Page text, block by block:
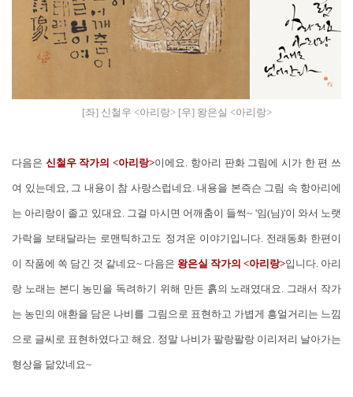
[좌] 신철우 <아리랑> [우] 왕은실 <아리랑>
다음은 신철우 작가의 <아리랑>이에요. 항아리 판화 그림에 시가 한 편 쓰
여 있는데요, 그 내용이 참 사랑스럽네요. 내용을 본즉슨 그림 속 항아리에
는 아리랑이 졸고 있대요. 그걸 마시면 어깨춤이 들썩~ '임(님)'이 와서 노랫
가락을 보태달라는 로맨틱하고도 정겨운 이야기입니다. 전래동화 한편이
이 작품에 쏙 담긴 것 같네요~ 다음은 왕은실 작가의 <아리랑>입니다. 아리
랑 노래는 본디 농민을 독려하기 위해 만든 흙의 노래였대요. 그래서 작가
는 농민의 애환을 담은 나비를 그림으로 표현하고 가볍게 흥얼거리는 느낌
으로 글씨로 표현하였다고 해요. 정말 나비가 팔랑팔랑 이리저리 날아가는
형상을 닮았네요~